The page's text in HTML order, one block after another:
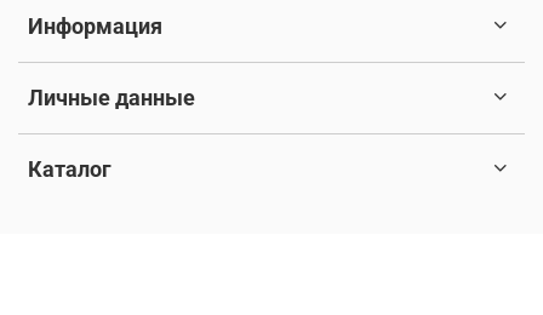
Информация
Личные данные
Каталог